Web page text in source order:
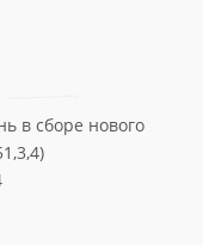
в сборе нового